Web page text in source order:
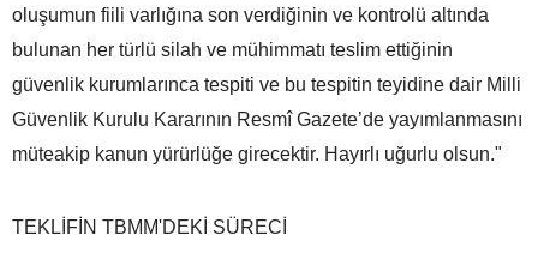
oluşumun fiili varlığına son verdiğinin ve kontrolü altında
bulunan her türlü silah ve mühimmatı teslim ettiğinin
güvenlik kurumlarınca tespiti ve bu tespitin teyidine dair Milli
Güvenlik Kurulu Kararının Resmî Gazete’de yayımlanmasını
müteakip kanun yürürlüğe girecektir. Hayırlı uğurlu olsun."
TEKLİFİN TBMM'DEKİ SÜRECİ